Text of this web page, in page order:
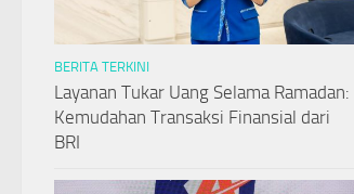
BERITA TERKINI
Layanan Tukar Uang Selama Ramadan:
Kemudahan Transaksi Finansial dari
BRI